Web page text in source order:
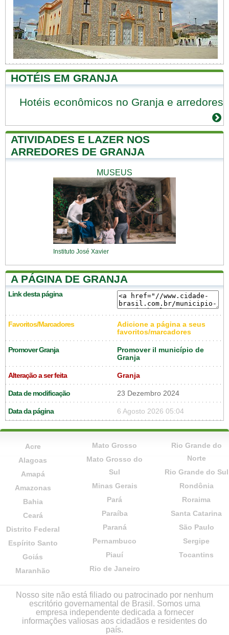
HOTÉIS EM GRANJA
Hotéis econômicos no Granja e arredores
ATIVIDADES E LAZER NOS
ARREDORES DE GRANJA
MUSEUS
Instituto José Xavier
A PÁGINA DE GRANJA
Link desta página
Favoritos/Marcadores
Adicione a página a seus
favoritos/marcadores
Promover Granja
Promover il município de
Granja
Alteração a ser feita Granja
Data de modificação 23 Dezembro 2024
Data da página 6 Agosto 2026 05:04
Acre
Alagoas
Amapá
Amazonas
Bahia
Ceará
Distrito Federal
Espírito Santo
Goiás
Maranhão
Mato Grosso
Mato Grosso do
Sul
Minas Gerais
Pará
Paraíba
Paraná
Pernambuco
Piauí
Rio de Janeiro
Rio Grande do
Norte
Rio Grande do Sul
Rondônia
Roraima
Santa Catarina
São Paulo
Sergipe
Tocantins
Nosso site não está filiado ou patrocinado por nenhum
escritório governamental de Brasil. Somos uma
empresa independente dedicada a fornecer
informações valiosas aos cidadãos e residentes do
país.